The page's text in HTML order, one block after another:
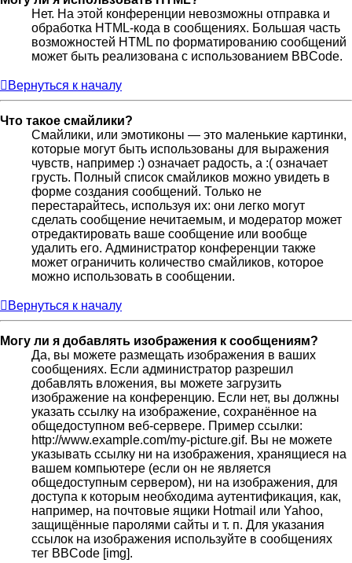
Нет. На этой конференции невозможны отправка и
обработка HTML-кода в сообщениях. Большая часть
возможностей HTML по форматированию сообщений
может быть реализована с использованием BBCode.
Вернуться к началу
Что такое смайлики?
Смайлики, или эмотиконы — это маленькие картинки,
которые могут быть использованы для выражения
чувств, например :) означает радость, а :( означает
грусть. Полный список смайликов можно увидеть в
форме создания сообщений. Только не
перестарайтесь, используя их: они легко могут
сделать сообщение нечитаемым, и модератор может
отредактировать ваше сообщение или вообще
удалить его. Администратор конференции также
может ограничить количество смайликов, которое
можно использовать в сообщении.
Вернуться к началу
Могу ли я добавлять изображения к сообщениям?
Да, вы можете размещать изображения в ваших
сообщениях. Если администратор разрешил
добавлять вложения, вы можете загрузить
изображение на конференцию. Если нет, вы должны
указать ссылку на изображение, сохранённое на
общедоступном веб-сервере. Пример ссылки:
http://www.example.com/my-picture.gif. Вы не можете
указывать ссылку ни на изображения, хранящиеся на
вашем компьютере (если он не является
общедоступным сервером), ни на изображения, для
доступа к которым необходима аутентификация, как,
например, на почтовые ящики Hotmail или Yahoo,
защищённые паролями сайты и т. п. Для указания
ссылок на изображения используйте в сообщениях
тег BBCode [img].